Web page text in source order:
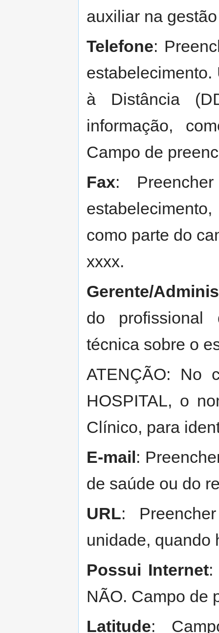
auxiliar na
Telefone:
à Distância
informação,
Campo de
Fax:
como parte do
xxxx.
Gerente/
do profissional
técnica sobre o
ATENÇÃO: No
HOSPITAL, o
Clínico, para
E-mail :
de saúde ou do
URL:
unidade, quando
Possui Internet:
NÃO. Campo de
Latitude: